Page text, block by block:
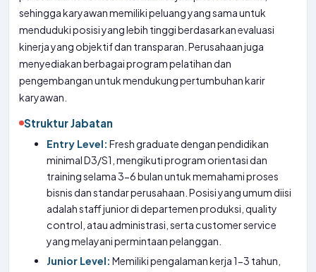
sehingga karyawan memiliki peluang yang sama untuk
menduduki posisi yang lebih tinggi berdasarkan evaluasi
kinerja yang objektif dan transparan. Perusahaan juga
menyediakan berbagai program pelatihan dan
pengembangan untuk mendukung pertumbuhan karir
karyawan.
Struktur Jabatan
Entry Level: Fresh graduate dengan pendidikan
minimal D3/S1, mengikuti program orientasi dan
training selama 3-6 bulan untuk memahami proses
bisnis dan standar perusahaan. Posisi yang umum diisi
adalah staff junior di departemen produksi, quality
control, atau administrasi, serta customer service
yang melayani permintaan pelanggan.
Junior Level: Memiliki pengalaman kerja 1-3 tahun,